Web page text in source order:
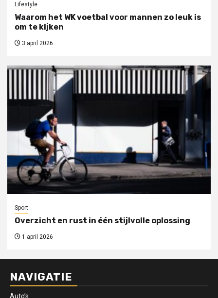
Lifestyle
Waarom het WK voetbal voor mannen zo leuk is
om te kijken
3 april 2026
Sport
Overzicht en rust in één stijlvolle oplossing
1 april 2026
NAVIGATIE
Auto’s